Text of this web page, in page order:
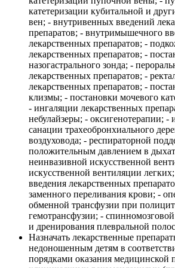
катетеризации кубитальной и
вен; - внутривенных введений
препаратов; - внутримышечного
лекарственных препаратов; -
лекарственных препаратов; -
назогастрального зонда; -
лекарственных препаратов; -
лекарственных препаратов; -
клизмы; - постановки мочевого
- ингаляции лекарственных
небулайзеры; - оксигенотерапии; -
санации трахеобронхиального
воздуховода; - респираторной
положительным давлением в
неинвазивной искусственной
искусственной вентиляции
введения лекарственных
заменного переливания крови; -
обменной трансфузии при
гемотрансфузии; -
и дренирования плевральной
Назначать лекарственные
недоношенным детям в
порядками оказания медицинской